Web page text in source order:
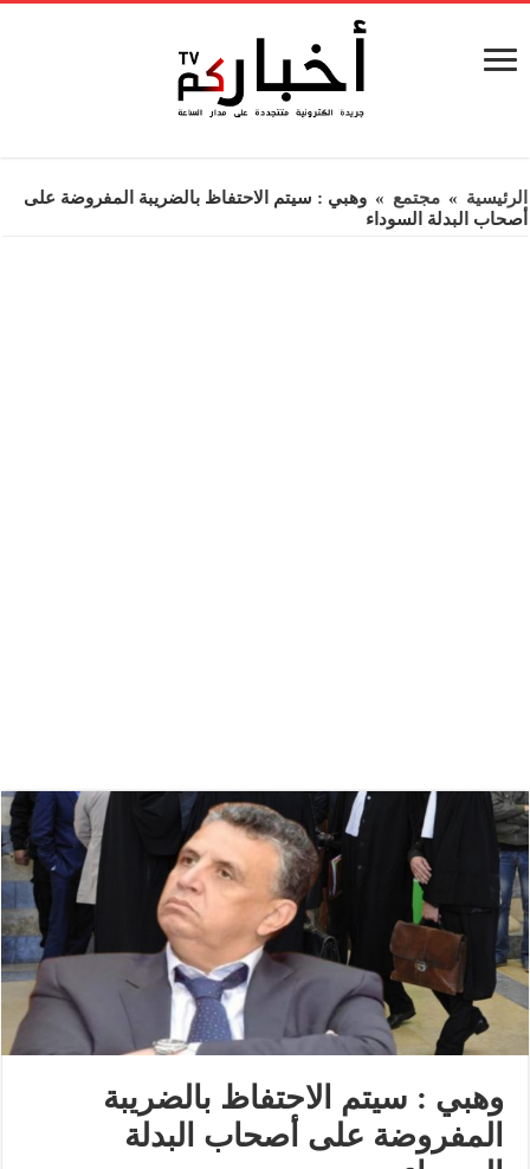
الرئيسية » مجتمع » وهبي : سيتم الاحتفاظ بالضريبة المفروضة على
أصحاب البدلة السوداء
وهبي : سيتم الاحتفاظ بالضريبة
المفروضة على أصحاب البدلة